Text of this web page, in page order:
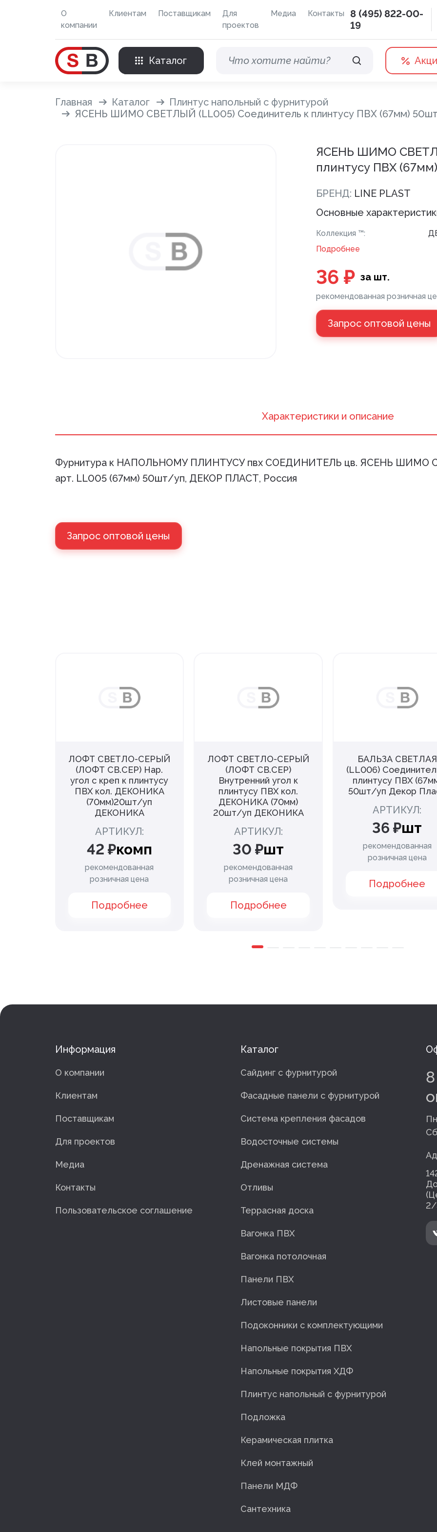
О
компании
Клиентам Поставщикам
Для
проектов
Медиа Контакты
8 (495) 822-00-
19
Каталог
Внешняя отделка
Дренажная система
Напольные покрытия ПВХ
Напольные покрытия ХДФ
Плинтус напольный с фурнитурой
Главная Каталог
Плинтус напольный с фурнитурой
ЯСЕНЬ ШИМО СВЕТЛЫЙ (LL005) Соединитель к плинтусу ПВХ (67мм)
ЯСЕНЬ ШИМО
плинтусу ПВХ
БРЕНД: LINE PLAST
Основные
Коллекция ™:
Подробнее
36 ₽ за шт.
рекомендованная розничная
Запрос оптовой цены
Xарактеристики и описание
Фурнитура к НАПОЛЬНОМУ ПЛИНТУСУ пвх СОЕДИНИТЕЛЬ цв. ЯСЕНЬ ШИМО
арт. LL005 (67мм) 50шт/уп, ДЕКОР ПЛАСТ, Россия
Запрос оптовой цены
ЛОФТ СВЕТЛО-СЕРЫЙ
(ЛОФТ СВ.СЕР) Нар.
угол с креп к плинтусу
ПВХ кол. ДЕКОНИКА
(70мм)20шт/уп
ДЕКОНИКА
АРТИКУЛ:
42 ₽комп
рекомендованная
розничная цена
Подробнее
ЛОФТ СВЕТЛО-СЕРЫЙ
(ЛОФТ СВ.СЕР)
Внутренний угол к
плинтусу ПВХ кол.
ДЕКОНИКА (70мм)
20шт/уп ДЕКОНИКА
АРТИКУЛ:
30 ₽шт
рекомендованная
розничная цена
Подробнее
БАЛЬЗА СВЕТЛАЯ
(LL006)
плинтусу ПВХ
50шт/уп Декор
АРТИКУЛ:
36 ₽шт
рекомендованная
розничная цена
Подробнее
Информация
О компании
Клиентам
Поставщикам
Для проектов
Медиа
Контакты
Пользовательское соглашение
Каталог
Сайдинг с фурнитурой
Фасадные панели с фурнитурой
Система крепления фасадов
Водосточные системы
Дренажная система
Отливы
Террасная доска
Вагонка ПВХ
Вагонка потолочная
Панели ПВХ
Листовые панели
Подоконники с комплектующими
Напольные покрытия ПВХ
Напольные покрытия ХДФ
Плинтус напольный с фурнитурой
Подложка
Керамическая плитка
Клей монтажный
Панели МДФ
Сантехника
2/